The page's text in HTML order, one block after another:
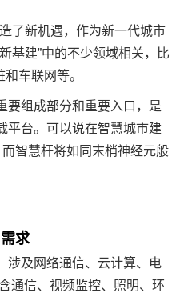
了新机遇，作为新一代城市
基建”中的不少领域相关，比
和车联网等。
要组成部分和重要入口，是
平台。可以说在智慧城市建
智慧杆将如同末梢神经元般
求
涉及 网络通信、云计算、
电
通信、视频监控、照明、环